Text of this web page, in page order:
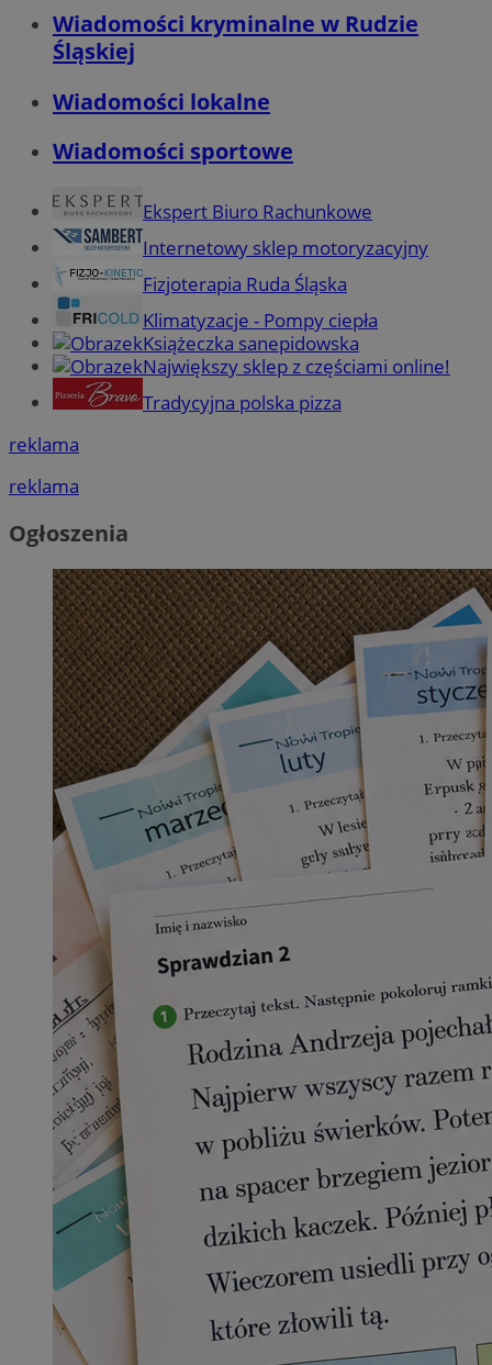
Wiadomości kryminalne w Rudzie
Śląskiej
Wiadomości lokalne
Wiadomości sportowe
Ekspert Biuro Rachunkowe
Internetowy sklep motoryzacyjny
Fizjoterapia Ruda Śląska
Klimatyzacje - Pompy ciepła
Książeczka sanepidowska
Największy sklep z częściami online!
Tradycyjna polska pizza
reklama
reklama
Ogłoszenia